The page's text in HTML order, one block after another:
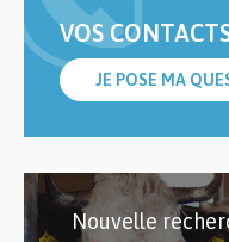
VOS
JE POSE MA
Nouvelle